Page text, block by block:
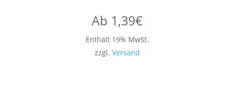
Ab 1,39€
Enthält 19% MwSt.
zzgl. Versand